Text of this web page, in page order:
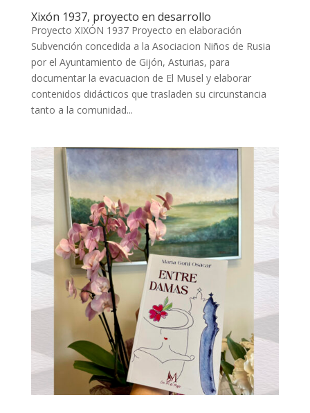
Xixón 1937, proyecto en desarrollo
Proyecto XIXÓN 1937 Proyecto en elaboración
Subvención concedida a la Asociacion Niños de Rusia
por el Ayuntamiento de Gijón, Asturias, para
documentar la evacuacion de El Musel y elaborar
contenidos didácticos que trasladen su circunstancia
tanto a la comunidad...